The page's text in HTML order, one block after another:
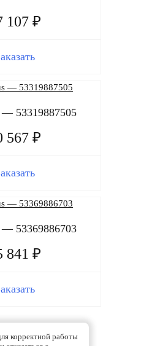
107 ₽
53319887505
567 ₽
53369886703
841 ₽
корректной работы